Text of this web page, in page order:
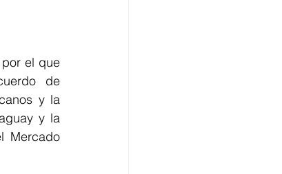
el que
de
y la
y la
Mercado